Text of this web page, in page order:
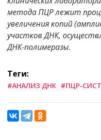
метода ПЦР лежит
увеличения копий
участков ДНК,
ДНК-полимеразы.
Теги:
#АНАЛИЗ ДНК #ПЦР-